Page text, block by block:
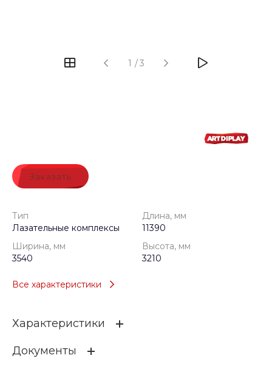
1 /3
Заказать
Тип
Лазательные комплексы
Длина, мм
11390
Ширина, мм
3540
Высота, мм
3210
Все характеристики
Характеристики
Тип
Документы